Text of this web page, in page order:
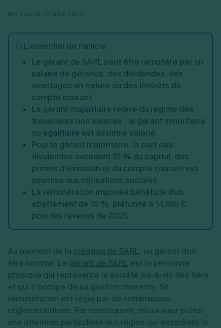
Restauration
Commerce
Autres
Ressources
Simulateur de choix de forme juridique
Calcul de charges sociales
Estimation du coût de création
Calcul d'éligibilité à l'ACRE
Vérification de la disponibilité du nom d'entreprise
Générateur de mentions légales
Création d'entreprise
Gérer son entreprise
Gestion comptable
Approbation des comptes
Dépôt de marque
Recherche d'antériorité
Protection des créations
Confidentialité de l'adresse du dirigeant
Fermer son entreprise
Radiation auto entrepreneur
Mise en sommeil
Dissolution-liquidation
Dépôt de bilan
Toutes les modifications
Vente en ligne
Services aux entreprises
Construction/travaux
Restauration
Commerce
Transport
Autres
Par fonctionnalité
Logiciel de facturation
Logiciel de comptabilité
Gestion des achats
Gestion de la trésorerie
Bilans et déclarations fiscales
Par besoin
Je souhaite être accompagné
Découvrez notre cabinet d'expertise
comptable LS Compta
Fiches SCI
Fiches auto-entrepreneur
Fiches association
Toutes les fiches sur la création
Autres démarches
Gestion d’entreprise
Fermeture d’entreprise
Exercice d’un métier
Recouvrement de factures
Gérer ses salariés
Sélection de fiches pratiques
Ouvrir sa société
Création d'entreprise
Création de micro-entreprise
Devenir auto entrepreneur
Création d'EURL
Création de SARL
Création de SAS
Création de SCI
Création d'association
Aides à la création d’entreprise
Ouverture compte pro
Fermeture d’une entreprise
L'essentiel de l'article :
Le gérant de SARL peut être rémunéré par un
salaire de gérance, des dividendes, des
avantages en nature ou des intérêts de
compte courant.
Le gérant majoritaire relève du régime des
travailleurs non salariés ; le gérant minoritaire
ou égalitaire est assimilé salarié.
Pour le gérant majoritaire, la part des
dividendes excédant 10 % du capital, des
primes d'émission et du compte courant est
soumise aux cotisations sociales.
La rémunération imposée bénéficie d'un
abattement de 10 %, plafonné à 14.555 €
pour les revenus de 2025.
Au moment de la création de SARL, un gérant doit
être nommé. Le gérant de SARL est la personne
physique qui représente la société vis-à-vis des tiers
et qui s’occupe de sa gestion courante. Sa
rémunération est régie par de nombreuses
réglementations. Par conséquent, mieux vaut prêter
une attention particulière aux règles qui encadrent la